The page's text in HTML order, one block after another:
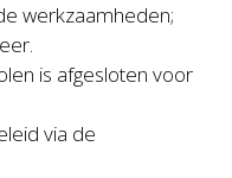
werkzaamheden;
is afgesloten voor
via de